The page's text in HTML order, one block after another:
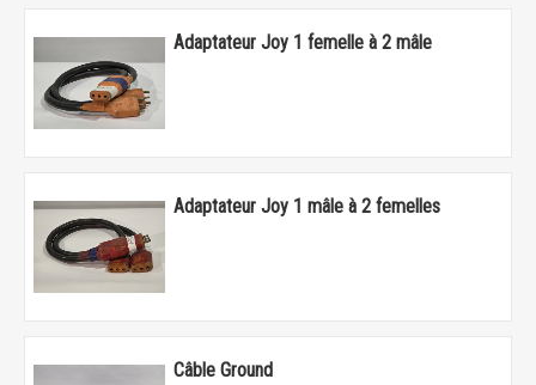
Adaptateur Joy 1 femelle à 2 mâle
Adaptateur Joy 1 mâle à 2 femelles
Câble Ground